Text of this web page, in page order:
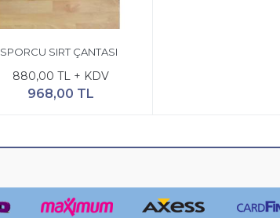
SPORCU SIRT ÇANTASI
880,00 TL + KDV
968,00 TL